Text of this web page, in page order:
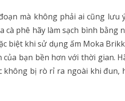
mà không phải ai cũng
phê hãy làm sạch bình bằng
biệt khi sử dụng ấm Moka
bạn bền hơn với thời gian.
không bị rò rỉ ra ngoài khi đun,